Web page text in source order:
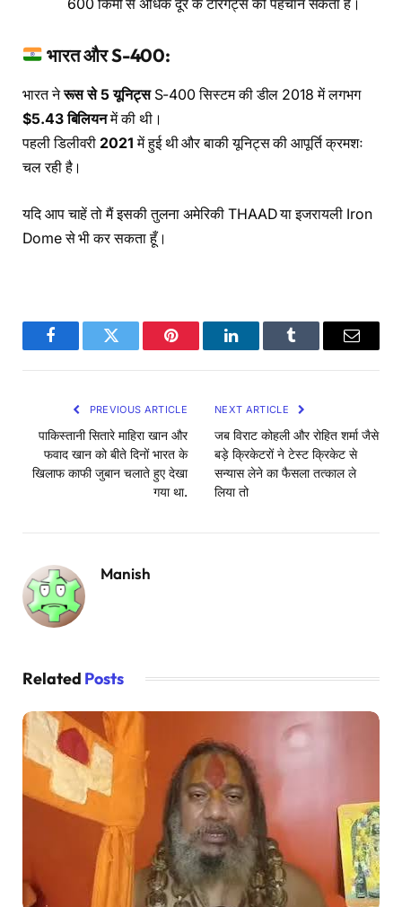
600 किमी से अधिक दूर के टारगेट्स को पहचान सकता है।
भारत और S-400:
भारत नेरूस से 5 यूनिट्सS-400 सिस्टम की डील 2018 में लगभग
$5.43 बिलियनमें की थी।
पहली डिलीवरी 2021 में हुई थी और बाकी यूनिट्स की आपूर्ति क्रमशः
चल रही है।
यदि आप चाहें तो मैं इसकी तुलना अमेरिकी THAAD या इजरायली Iron
Dome से भी कर सकता हूँ।
FacebookTwitter Pinterest LinkedInTumblr Email
PREVIOUS ARTICLE
पाकिस्तानी सितारे माहिरा खान और
फवाद खान को बीते दिनों भारत के
खिलाफ काफी जुबान चलाते हुए देखा
गया था.
NEXT ARTICLE
जब विराट कोहली और रोहित शर्मा जैसे
बड़े क्रिकेटरों ने टेस्ट क्रिकेट से
सन्यास लेने का फैसला तत्काल ले
लिया तो
Manish
Related Posts